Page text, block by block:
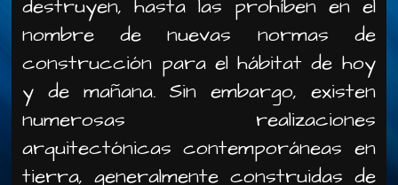
destruyen, hasta las prohíben en el
nombre de nuevas normas de
construcción para el hábitat de hoy
y de mañana. Sin embargo, existen
numerosas realizaciones
arquitectónicas contemporáneas en
tierra, generalmente construidas de